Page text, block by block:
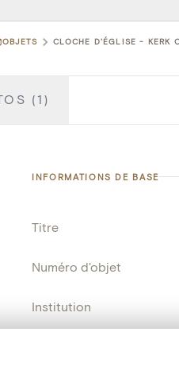
OBJETS CLOCHE D'ÉGLISE - KERK
(1)
INFORMATIONS DE BASE
Titre
Numéro d'objet
Institution